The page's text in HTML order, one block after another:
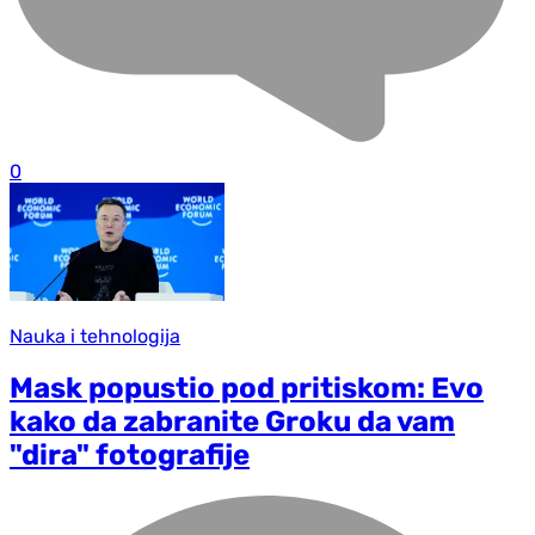
0
Nauka i tehnologija
Mask popustio pod pritiskom: Evo
kako da zabranite Groku da vam
"dira" fotografije